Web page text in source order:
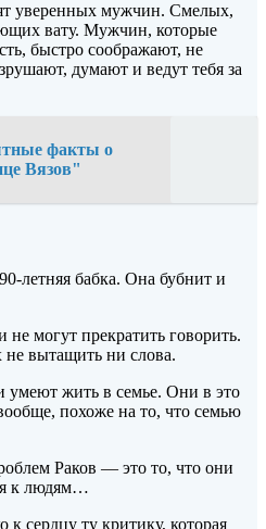
уверенных мужчин. Смелых,
вату. Мужчин, которые
быстро соображают, не
думают и ведут тебя за
факты о
Вязов"
летняя бабка. Она бубнит и
не могут прекратить говорить.
не вытащить ни слова.
умеют жить в семье. Они в это
похоже на то, что семью
Раков — это то, что они
к людям…
сердцу ту критику, которая